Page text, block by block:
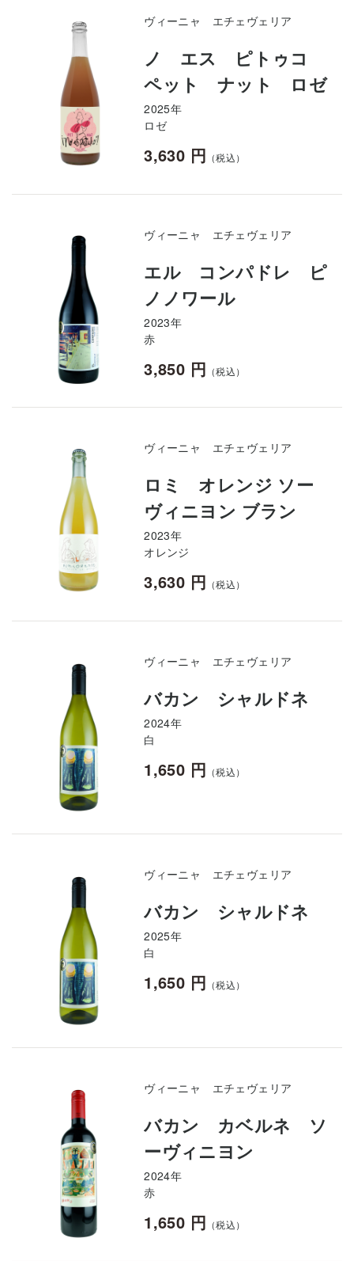
ヴィーニャ エチェヴェリア
ノ エス ピトゥコ
ペット ナット ロゼ
2025年
ロゼ
3,630 円 （税込）
ヴィーニャ エチェヴェリア
エル コンパドレ ピ
ノノワール
2023年
赤
3,850 円 （税込）
ヴィーニャ エチェヴェリア
ロミ オレンジ ソー
ヴィニヨン ブラン
2023年
オレンジ
3,630 円 （税込）
ヴィーニャ エチェヴェリア
バカン シャルドネ
2024年
白
1,650 円 （税込）
ヴィーニャ エチェヴェリア
バカン シャルドネ
2025年
白
1,650 円 （税込）
ヴィーニャ エチェヴェリア
バカン カベルネ ソ
ーヴィニヨン
2024年
赤
1,650 円 （税込）